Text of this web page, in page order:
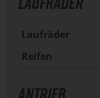
Laufräder
Reifen